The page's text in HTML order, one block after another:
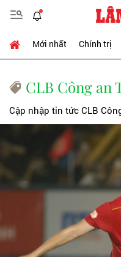
Mới nhất Chính trị
CLB Công an
Cập nhập tin tức CLB